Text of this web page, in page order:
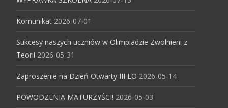
Komunikat 2026-07-01
Sukcesy naszych uczniów w Olimpiadzie Zwolnieni z
Teorii 2026-05-31
Zaproszenie na Dzień Otwarty III LO 2026-05-14
POWODZENIA MATURZYŚCI! 2026-05-03